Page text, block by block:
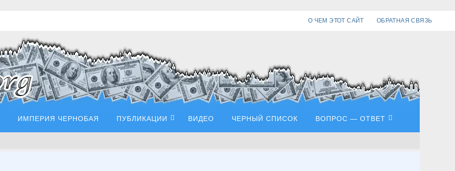
О ЧЕМ ЭТОТ САЙТ ОБРАТНАЯ СВЯЗЬ
ИМПЕРИЯ ЧЕРНОБАЯ ПУБЛИКАЦИИ ВИДЕО ЧЕРНЫЙ СПИСОК ВОПРОС — ОТВЕТ